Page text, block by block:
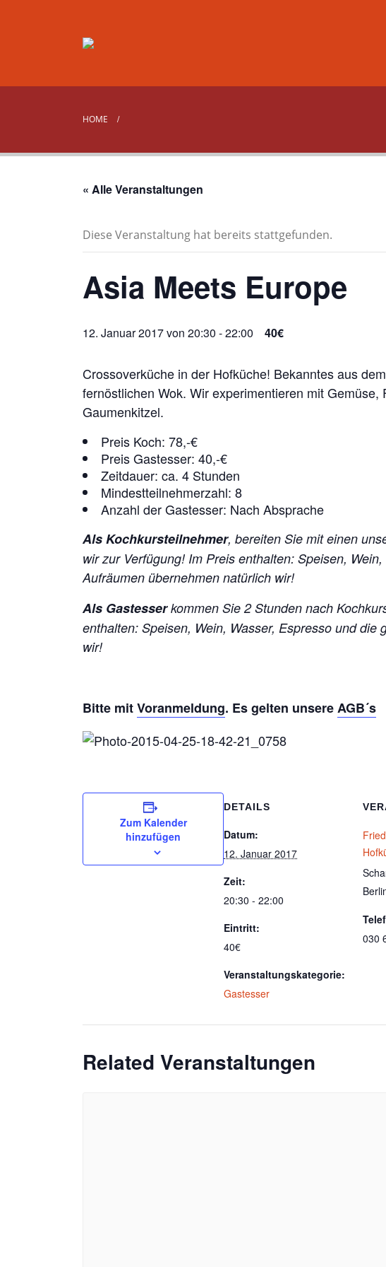
HOME
« Alle Veranstaltungen
Diese Veranstaltung hat bereits stattgefunden.
Asia Meets Europe
12. Januar 2017 von 20:30 -22:00 40€
Crossoverküche in der Hofküche! Bekanntes aus
fernöstlichen Wok. Wir experimentieren mit
Gaumenkitzel.
Preis Koch: 78,-€
Preis Gastesser: 40,-€
Zeitdauer: ca. 4 Stunden
Mindestteilnehmerzahl: 8
Anzahl der Gastesser: Nach Absprache
Als Kochkursteilnehmer, bereiten Sie mit einen
wir zur Verfügung! Im Preis enthalten: Speisen,
Aufräumen übernehmen natürlich wir!
Als Gastesserkommen Sie 2 Stunden nach
enthalten: Speisen, Wein, Wasser, Espresso und
wir!
Bitte mitVoranmeldung. Es gelten unsereAGB´s
Zum Kalender
hinzufügen
DETAILS
Datum:
12. Januar 2017
Zeit:
20:30 - 22:00
Eintritt:
40€
Veranstaltungskategorie:
Gastesser
030
Related Veranstaltungen